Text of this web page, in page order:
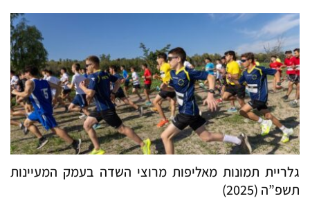
גלריית תמונות מאליפות מרוצי השדה בעמק המעיינות
תשפ”ה (2025)